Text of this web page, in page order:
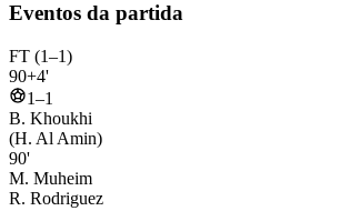
Eventos da partida
FT (1–1)
90+4'
1–1
B. Khoukhi
(H. Al Amin)
90'
M. Muheim
R. Rodriguez